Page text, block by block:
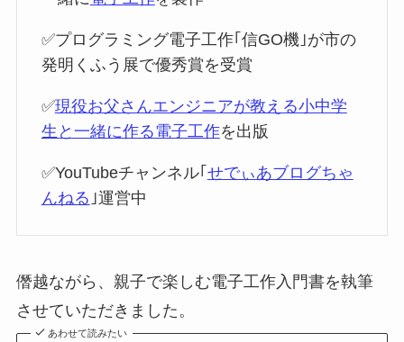
✅プログラミング電子工作｢信GO機｣が市の
発明くふう展で優秀賞を受賞
✅現役お父さんエンジニアが教える小中学
生と一緒に作る電子工作を出版
✅YouTubeチャンネル｢ せでぃあブログちゃ
んねる ｣運営中
僭越ながら、親子で楽しむ電子工作入門書を執筆
させていただきました。
あわせて読みたい